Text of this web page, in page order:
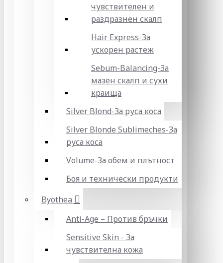
чувствителен и
раздразнен скалп
Hair Express-За
ускорен растеж
Sebum-Balancing-За
мазен скалп и сухи
краища
Silver Blond-За руса коса
Silver Blonde Sublіmeches-За
руса коса
Volume-За обем и плътност
Боя и технически продукти
Byothea
Anti-Age – Против бръчки
Sensitive Skin - За
чувствителна кожа